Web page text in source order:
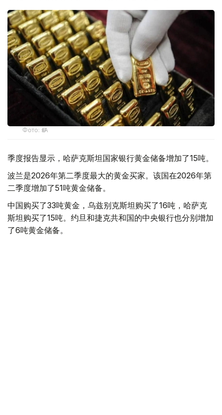
Фото: ӨзА
季度报告显示，哈萨克斯坦国家银行黄金储备增加了15吨。
波兰是2026年第二季度最大的黄金买家。该国在2026年第
二季度增加了51吨黄金储备。
中国购买了33吨黄金，乌兹别克斯坦购买了16吨，哈萨克
斯坦购买了15吨。约旦和捷克共和国的中央银行也分别增加
了6吨黄金储备。